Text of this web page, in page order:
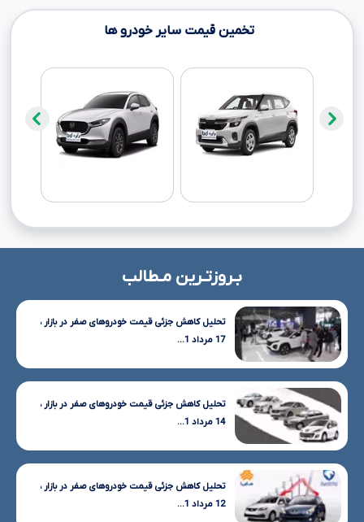
تخمین قیمت سایر خودرو ها
بـروزتـرین مـطالب
تحلیل کاهش جزئی قیمت خودروهای صفر در بازار ،
17 مرداد 1...
تحلیل کاهش جزئی قیمت خودروهای صفر در بازار ،
14 مرداد 1...
تحلیل کاهش جزئی قیمت خودروهای صفر در بازار ،
12 مرداد 1...